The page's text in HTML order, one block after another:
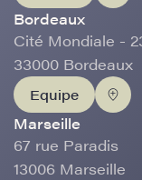
Bordeaux
Cité Mondiale -
33000 Bordeaux
Equipe
Marseille
67 rue Paradis
13006 Marseille